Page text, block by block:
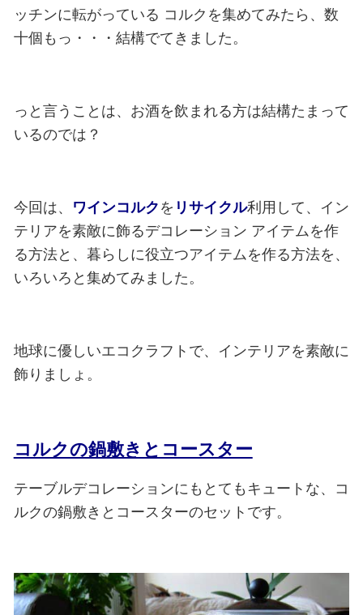
ッチンに転がっている コルクを集めてみたら、数
十個もっ・・・結構でてきました。
っと言うことは、お酒を飲まれる方は結構たまって
いるのでは？
今回は、 ワインコルクを リサイクル利用して、イン
テリアを素敵に飾るデコレーション アイテムを作
る方法と、暮らしに役立つアイテムを作る方法を、
いろいろと集めてみました。
地球に優しいエコクラフトで、インテリアを素敵に
飾りましょ。
コルクの鍋敷きとコースター
テーブルデコレーションにもとてもキュートな、コ
ルクの鍋敷きとコースターのセットです。